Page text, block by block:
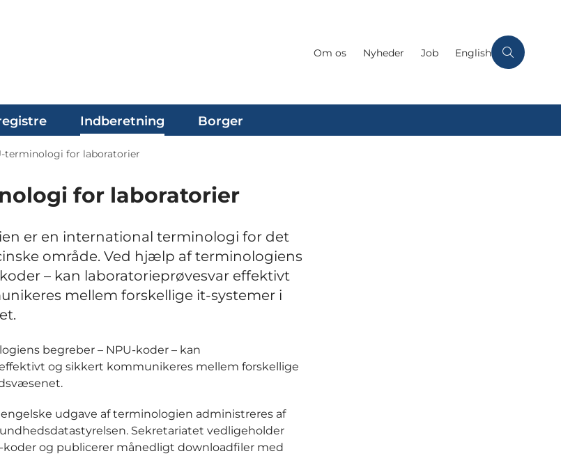
Om os Nyheder Job English
Indberetning Borger
terminologi for laboratorier
for laboratorier
er en international terminologi for det
område. Ved hjælp af terminologiens
– kan laboratorieprøvesvar effektivt
mellem forskellige it-systemer i
begreber – NPU-koder – kan
og sikkert kommunikeres mellem forskellige
udgave af terminologien administreres af
Sekretariatet vedligeholder
koder og publicerer månedligt downloadfiler med